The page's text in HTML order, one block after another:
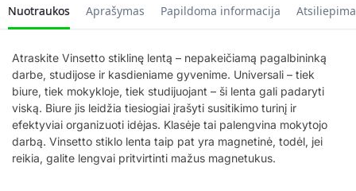
Nuotraukos Aprašymas Papildoma informacija
Atraskite Vinsetto stiklinę lentą – nepakeičiamą pagalbininką
darbe, studijose ir kasdieniame gyvenime. Universali – tiek
biure, tiek mokykloje, tiek studijuojant – ši lenta gali padaryti
viską. Biure jis leidžia tiesiogiai įrašyti susitikimo turinį ir
efektyviai organizuoti idėjas. Klasėje tai palengvina mokytojo
darbą. Vinsetto stiklo lenta taip pat yra magnetinė, todėl, jei
reikia, galite lengvai pritvirtinti mažus magnetukus.